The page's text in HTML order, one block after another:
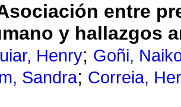
entre
y hallazgos
Henry; Goñi,
Sandra; Correia,